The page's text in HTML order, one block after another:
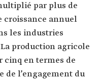
par plus de
croissance annuel
les industries
production agricole
cinq en termes de
de l’engagement du